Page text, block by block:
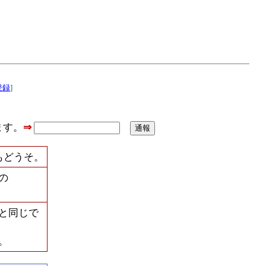
録]
。 ⇒
うそ。
同じで